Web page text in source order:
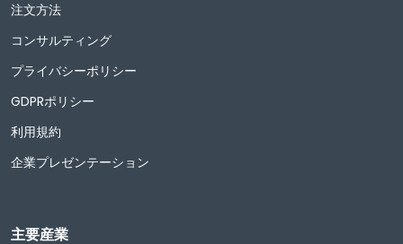
注文方法
コンサルティング
プライバシーポリシー
GDPRポリシー
利用規約
企業プレゼンテーション
主要産業